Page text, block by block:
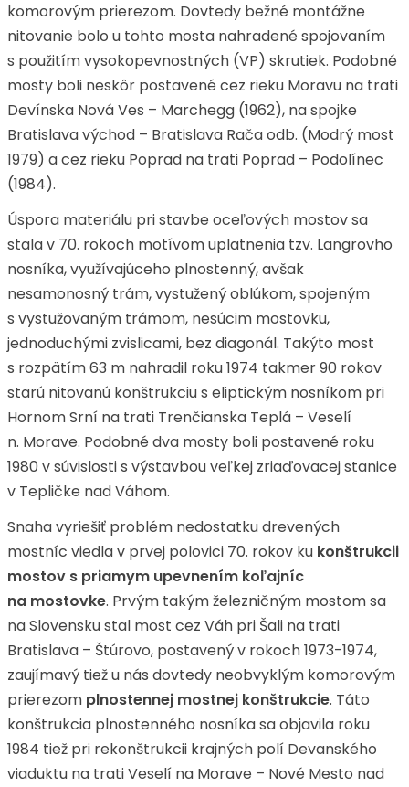
komorovým prierezom. Dovtedy bežné montážne
nitovanie bolo u tohto mosta nahradené spojovaním
s použitím vysokopevnostných (VP) skrutiek. Podobné
mosty boli neskôr postavené cez rieku Moravu na trati
Devínska Nová Ves – Marchegg (1962), na spojke
Bratislava východ – Bratislava Rača odb. (Modrý most
1979) a cez rieku Poprad na trati Poprad – Podolínec
(1984).
Úspora materiálu pri stavbe oceľových mostov sa
stala v 70. rokoch motívom uplatnenia tzv. Langrovho
nosníka, využívajúceho plnostenný, avšak
nesamonosný trám, vystužený oblúkom, spojeným
s vystužovaným trámom, nesúcim mostovku,
jednoduchými zvislicami, bez diagonál. Takýto most
s rozpätím 63 m nahradil roku 1974 takmer 90 rokov
starú nitovanú konštrukciu s eliptickým nosníkom pri
Hornom Srní na trati Trenčianska Teplá – Veselí
n. Morave. Podobné dva mosty boli postavené roku
1980 v súvislosti s výstavbou veľkej zriaďovacej stanice
v Tepličke nad Váhom.
Snaha vyriešiť problém nedostatku drevených
mostníc viedla v prvej polovici 70. rokov ku konštrukcii
mostov s priamym upevnením koľajníc
na mostovke. Prvým takým železničným mostom sa
na Slovensku stal most cez Váh pri Šali na trati
Bratislava – Štúrovo, postavený v rokoch 1973-1974,
zaujímavý tiež u nás dovtedy neobvyklým komorovým
prierezom plnostennej mostnej konštrukcie. Táto
konštrukcia plnostenného nosníka sa objavila roku
1984 tiež pri rekonštrukcii krajných polí Devanského
viaduktu na trati Veselí na Morave – Nové Mesto nad